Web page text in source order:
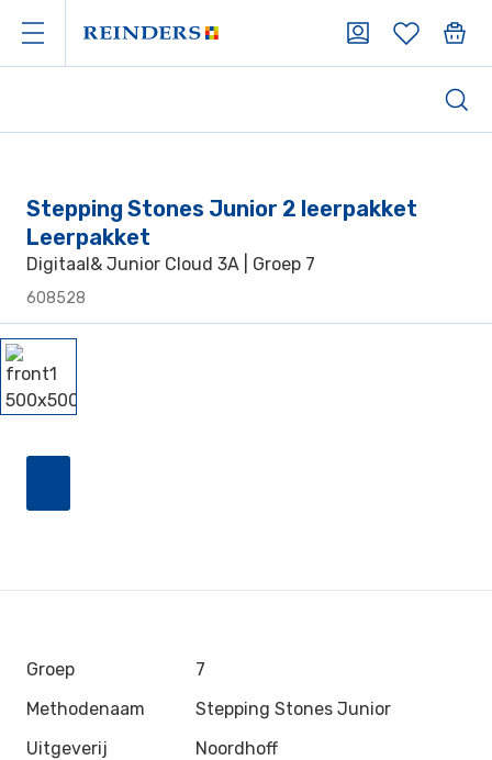
Stepping Stones Junior 2 leerpakket
Leerpakket
Digitaal& Junior Cloud 3A | Groep 7
608528
Groep
7
Methodenaam
Stepping Stones Junior
Uitgeverij
Noordhoff